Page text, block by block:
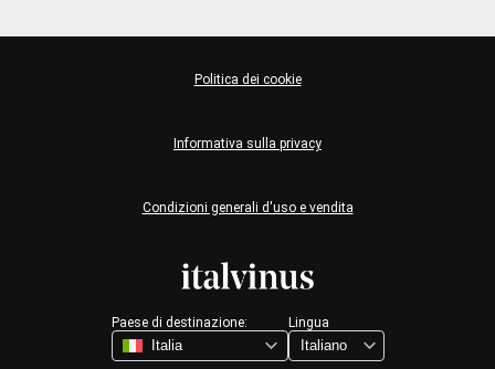
Paese di destinazione: Lingua
Condizioni generali d'uso e vendita
Informativa sulla privacy
Politica dei cookie